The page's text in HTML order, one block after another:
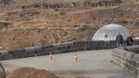
Tekirdağ
Tokat
Trabzon
Tunceli